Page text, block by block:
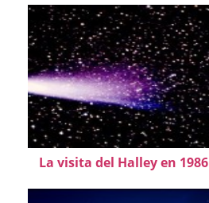
La visita del Halley en 1986